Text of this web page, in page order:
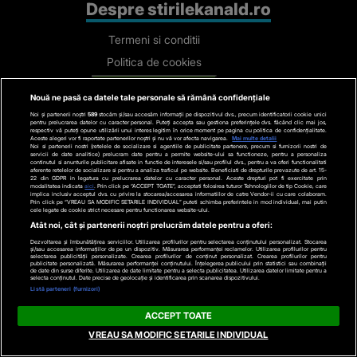
Despre stirilekanald.ro
Termeni si conditii
Politica de cookies
Cod deontologic
Avertisment
Contact
Politica de confidentialitate
Categorii
Stiri actuale
Stiri Politice
Educatie
Stiri externe
Life
Nouă ne pasă ca datele tale personale să rămână confidențiale
Noi și partenerii noștri 589stocăm și/sau accesăm informații pe dispozitivul dvs., precum identificatorii cookie unici
pentru prelucrarea datelor cu caracter personal. Puteți accepta sau gestiona preferințele dvs. făcând clic mai jos,
respectiv vă puteți opune utilizării unui interes legitim în orice moment pe pagina cu politica de confidențialitate.
Aceste alegeri vor fi raportate partenerilor noștri și nu vă vor afecta navigarea.
Mai multe detalii
Noi si partenerii nostri (retelele de socializare si agentiile de publicitate partenere, precum si furnizorii nostri de
servicii de date analitice) prelucram date pentru a permite website-ului sa functioneze, pentru a personaliza
continutul si anunturile publicitare afisate in functie de interesele si/sau profilul dvs., pentru a va oferi functionalitati
aferente retelelor de socializare si pentru a analiza traficul pe website. Beneficiati de drepturile prevazute de art. 15-
22 din GDPR in legatura cu prelucrarea datelor cu caracter personal. Aceste drepturi pot fi exercitate prin
modalitatea indicataaici . Prin click pe “ACCEPT TOATE”, acceptati folosirea tuturor Tehnologiilor de tip Cookie, care
implica inclusiv acceptul dvs. cu privire la stocarea/accesarea informatiilor de catre Vendor-ii cu care colaboram.
Prin click pe “VREAU SA MODIFIC SETARILE INDIVIDUAL” puteti schimba preferintele in mod individual, mai putin
cele legate de cookie strict necesare pentru functionarea website-ului.
Atât noi, cât și partenerii noștri prelucrăm datele pentru a oferi:
Dezvoltarea și îmbunătățirea serviciilor. Utilizarea profilurilor pentru selectarea conținutului personalizat. Stocarea
și/sau accesarea informațiilor de pe un dispozitiv. Măsurarea performanței reclamelor. Utilizarea profilurilor pentru
selectarea publicității personalizate. Crearea profilurilor de conținut personalizat. Crearea profilurilor pentru
publicitate personalizată. Măsurarea performanței conținutului. Înțelegerea publicului prin statistici sau combinații
de date din surse diferite. Utilizarea de date limitate pentru a selecta publicitatea. Utilizarea datelor limitate pentru a
selecta conținutul. Date precise de geolocație și identificarea prin scanarea dispozitivului.
Listă parteneri (furnizori)
ACCEPT TOATE
VREAU SA MODIFIC SETARILE INDIVIDUAL